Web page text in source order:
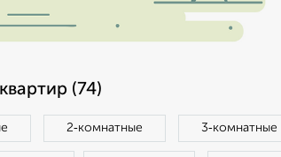
(74)
2‑комнатные 3‑комнатные